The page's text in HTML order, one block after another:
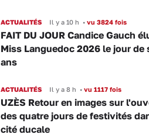
ACTUALITÉS Il y a 10 h •vu 3824 fois
FAIT DU JOUR Candice Gauch
Miss Languedoc 2026 le jour de
ans
ACTUALITÉS Il y a 8 h •vu 1117 fois
UZÈS Retour en images sur
des quatre jours de festivités
cité ducale